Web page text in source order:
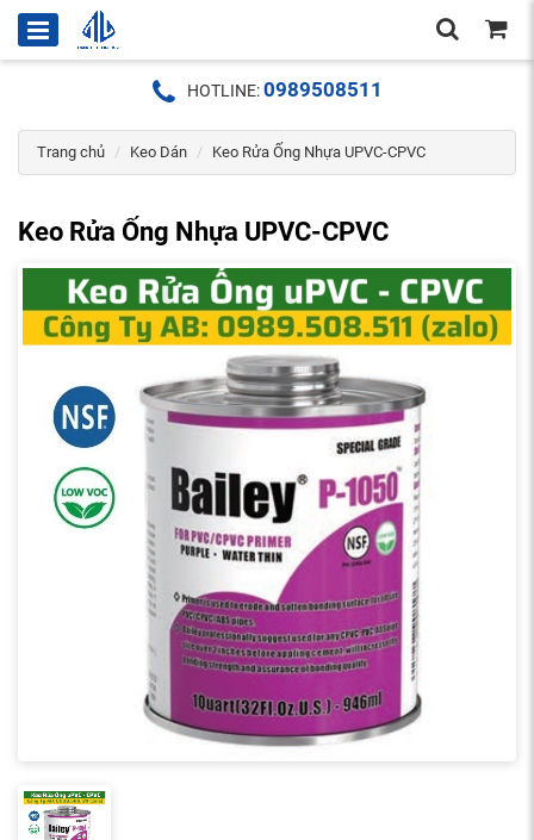
HOTLINE:0989508511
Trang chủ Keo Dán Keo Rửa Ống Nhựa UPVC-CPVC
Keo Rửa Ống Nhựa UPVC-CPVC